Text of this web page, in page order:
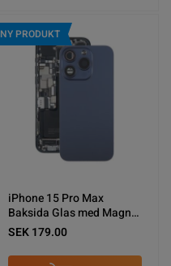
NY PRODUKT
iPhone 15 Pro Max
Baksida Glas med Magnet
och Kameralins - Blå Titan
SEK 179.00